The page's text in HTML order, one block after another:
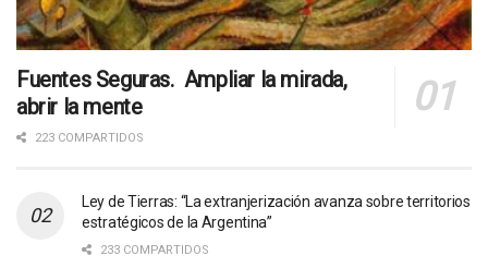
Fuentes Seguras. Ampliar la mirada,
abrir la mente
223 COMPARTIDOS
Ley de Tierras: “La extranjerización avanza sobre territorios
estratégicos de la Argentina”
233 COMPARTIDOS